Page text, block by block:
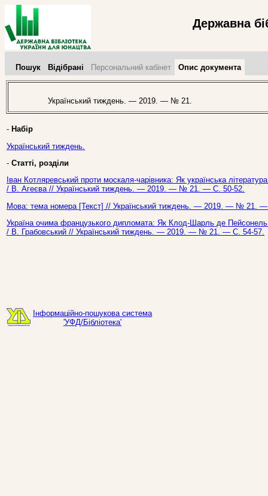
Державна
Пошук Відібрані Персональний кабінет Опис документа
Український тиждень. — 2019. — № 21.
- Набір
Український тиждень.
- Статті, розділи
Іван Котляревський проти москаля-чарівника: Як українська
/ В. Агеєва // Український тиждень. — 2019. — № 21. — С. 50-52.
Мова: тема номера [Текст] // Український тиждень. — 2019. — № 21.
Україна очима французького дипломата: Як Клод-Шарль де
/ В. Грабовський // Український тиждень. — 2019. — № 21. — С. 54-57.
Інформаційно-пошукова система
'УФД/Бібліотека'